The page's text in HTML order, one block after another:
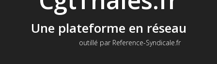
Une plateforme en réseau
outillé par Reference-Syndicale.fr